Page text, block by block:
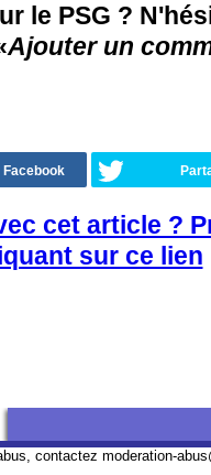
le PSG ?
Ajouter un
Facebook
cet article ?
sur ce lien
contactez moderation-